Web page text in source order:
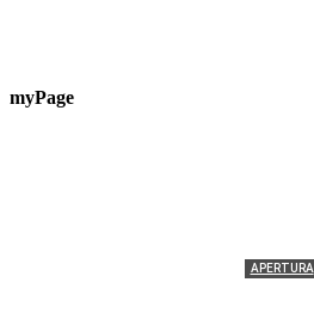
myPage
APERTURA